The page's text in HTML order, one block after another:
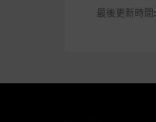
最後更新時間: